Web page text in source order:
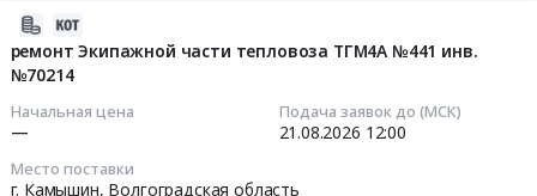
ремонт Экипажной части тепловоза ТГМ4А №441 инв.
№70214
Начальная цена
—
Подача заявок до (МСК)
21.08.2026 12:00
Место поставки
г. Камышин, Волгоградская область